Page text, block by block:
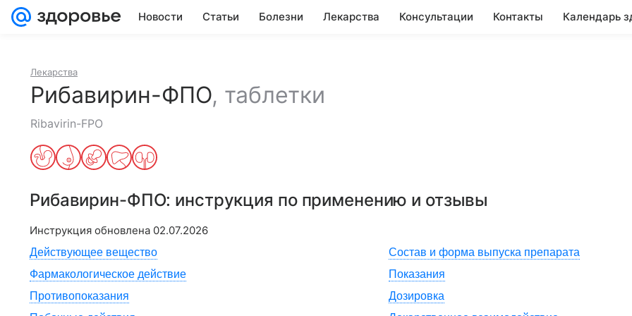
Новости Статьи Болезни Лекарства Консультации Контакты Календарь
Лекарства
Рибавирин-ФПО, таблетки
Ribavirin-FPO
Рибавирин-ФПО: инструкция по применению и отзывы
Инструкция обновлена 02.07.2026
Действующее вещество
Состав и форма выпуска препарата
Фармакологическое действие
Показания
Противопоказания
Дозировка